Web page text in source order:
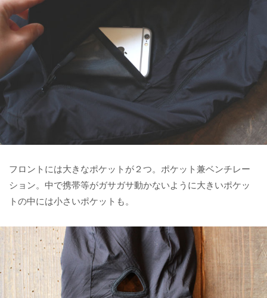
フロントには大きなポケットが２つ。ポケット兼ベンチレー
ション。中で携帯等がガサガサ動かないように大きいポケッ
トの中には小さいポケットも。